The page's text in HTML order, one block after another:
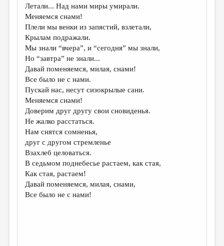
ИЗБРАННОЕ
ДАЙДЖЕСТ
ПРОИЗВЕДЕНИЯ
ПЕРЕВОДЫ
КОНКУРСЫ
ДЕТСКАЯ КОМНАТА
КНИЖНАЯ ПОЛКА
ОБЗОР ЛИТЕРАТУРЫ
СТРАНИЦЫ ПАМЯТИ
ОБЪЯВЛЕНИЯ
КОЛОНКА РЕДАКТОРА
Летали... Над нами миры умирали.
Меняемся снами!
Плели мы венки из запястий, взлетали,
Крылам подражали.
Мы знали “вчера”, и “сегодня” мы знали,
Но “завтра” не знали...
Давай поменяемся, милая, снами!
Все было не с нами.
Пускай нас, несут сизокрылые сани.
Меняемся снами!
Доверим друг другу свои сновиденья.
Не жалко расстаться.
Нам снятся сомненья,
друг с другом стремленье
Взахлеб целоваться.
В седьмом поднебесье растаем, как стая,
Как стая, растаем!
Давай поменяемся, милая, снами,
Все было не с нами!